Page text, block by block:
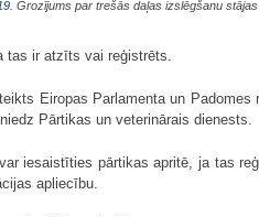
Grozījums par trešās daļas izslēgšanu
tas ir atzīts vai reģistrēts.
Eiropas Parlamenta un Padomes
Pārtikas un veterinārais dienests.
iesaistīties pārtikas apritē, ja tas
apliecību.